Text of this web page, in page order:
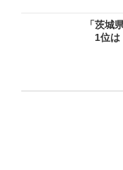
「茨城
1位は